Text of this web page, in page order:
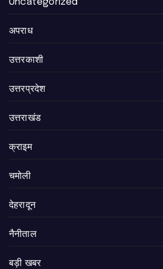
Uncategorized
अपराध
उत्तरकाशी
उत्तरप्रदेश
उत्तराखंड
क्राइम
चमोली
देहरादून
नैनीताल
बड़ी खबर